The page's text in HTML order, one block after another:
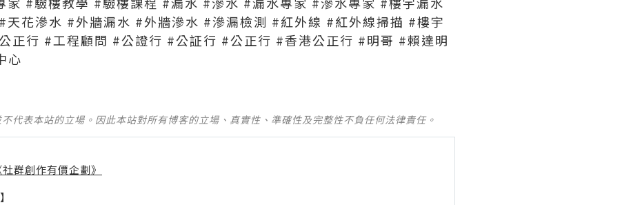
#天花滲水 #外牆漏水 #外牆滲水 #滲漏檢測 #紅外線 #紅外線掃描 #樓宇
正行 #工程顧問 #公證行 #公証行 #公正行 #香港公正行 #明哥 #賴達明
心
代表本站的立場。因此本站對所有博客的立場、真實性、準確性及完整性不負任何法律責任。
群創作有價企劃》